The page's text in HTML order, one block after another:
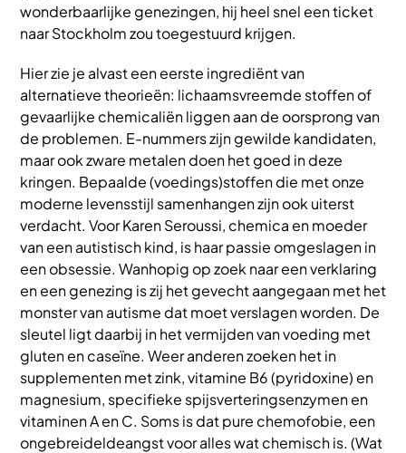
wonderbaarlijke genezingen, hij heel snel een ticket
naar Stockholm zou toegestuurd krijgen.
Hier zie je alvast een eerste ingrediënt van
alternatieve theorieën: lichaamsvreemde stoffen of
gevaarlijke chemicaliën liggen aan de oorsprong van
de problemen. E-nummers zijn gewilde kandidaten,
maar ook zware metalen doen het goed in deze
kringen. Bepaalde (voedings)stoffen die met onze
moderne levensstijl samenhangen zijn ook uiterst
verdacht. Voor Karen Seroussi, chemica en moeder
van een autistisch kind, is haar passie omgeslagen in
een obsessie. Wanhopig op zoek naar een verklaring
en een genezing is zij het gevecht aangegaan met het
monster van autisme dat moet verslagen worden. De
sleutel ligt daarbij in het vermijden van voeding met
gluten en caseïne. Weer anderen zoeken het in
supplementen met zink, vitamine B6 (pyridoxine) en
magnesium, specifieke spijsverteringsenzymen en
vitaminen A en C. Soms is dat pure chemofobie, een
ongebreideldeangst voor alles wat chemisch is. (Wat